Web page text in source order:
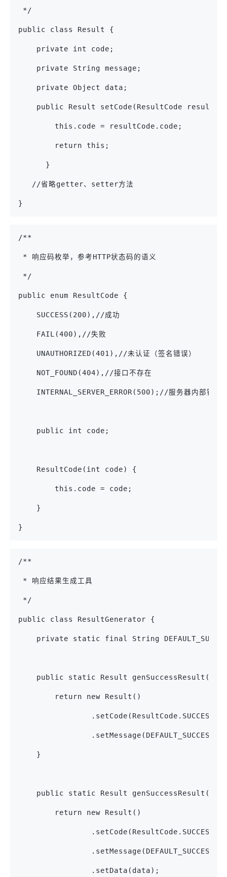
*/
public class Result {
    private int code;
    private String message;
    private Object data;
public Result setCode(ResultCode
        this.code = resultCode.code;
        return this;
      }
   //省略getter、setter方法
}
/**
* 响应码枚举，参考HTTP状态码的语义
*/
public enum ResultCode {
    SUCCESS(200),//成功
    FAIL(400),//失败
    UNAUTHORIZED(401),//未认证（签名错误）
    NOT_FOUND(404),//接口不存在
    INTERNAL_SERVER_ERROR(500);//服务器内部错误
    public int code;
    ResultCode(int code) {
        this.code = code;
    }
}
/**
* 响应结果生成工具
*/
public class ResultGenerator {
private static final String
    public static Result genSuccessResult() {
        return new Result()
                .setCode(ResultCode.SUCCESS)
    }
public static Result
        return new Result()
                .setCode(ResultCode.SUCCESS)
                .setData(data);